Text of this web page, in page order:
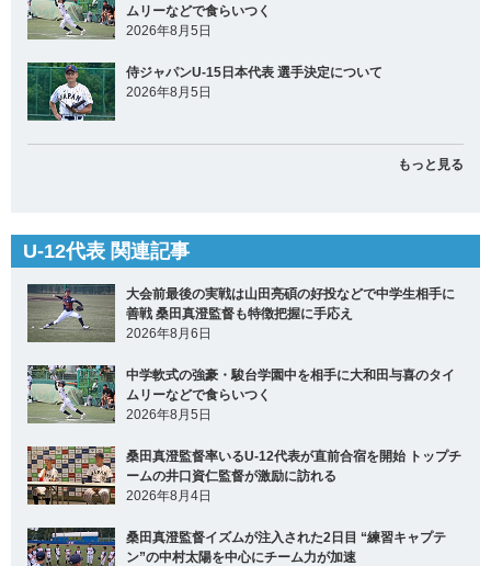
ムリーなどで食らいつく
2026年8月5日
侍ジャパンU-15日本代表 選手決定について
2026年8月5日
もっと見る
U-12代表 関連記事
大会前最後の実戦は山田亮碩の好投などで中学生相手に
善戦 桑田真澄監督も特徴把握に手応え
2026年8月6日
中学軟式の強豪・駿台学園中を相手に大和田与喜のタイ
ムリーなどで食らいつく
2026年8月5日
桑田真澄監督率いるU-12代表が直前合宿を開始 トップチ
ームの井口資仁監督が激励に訪れる
2026年8月4日
桑田真澄監督イズムが注入された2日目 “練習キャプテ
ン”の中村太陽を中心にチーム力が加速